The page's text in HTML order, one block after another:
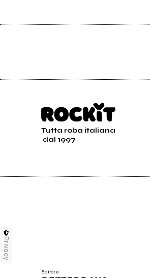
Tutta roba italiana
dal 1997
Editore
Privacy